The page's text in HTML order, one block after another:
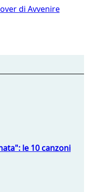
di Avvenire
le 10 canzoni